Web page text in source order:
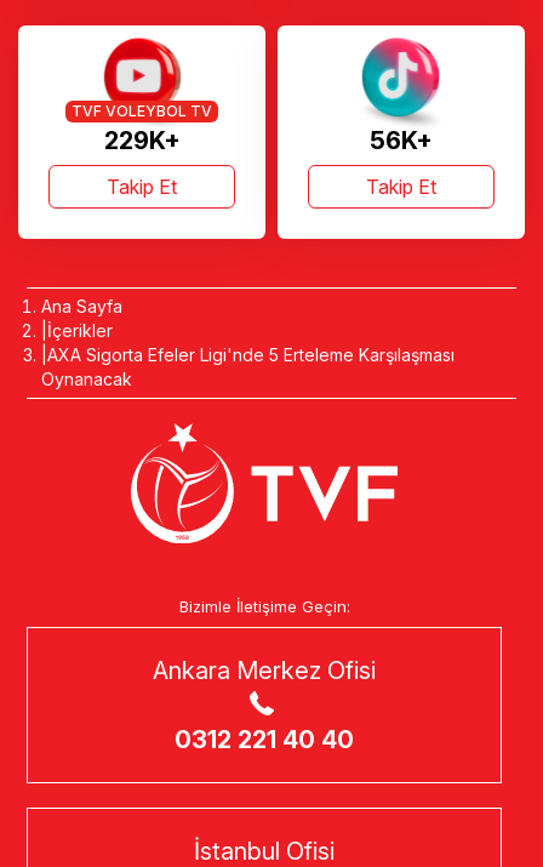
229K+
TVF VOLEYBOL TV
Takip Et
56K+
Takip Et
Ana Sayfa
İçerikler
AXA Sigorta Efeler Ligi'nde 5 Erteleme Karşılaşması
Oynanacak
Bizimle İletişime Geçin:
Ankara Merkez Ofisi
0312 221 40 40
İstanbul Ofisi